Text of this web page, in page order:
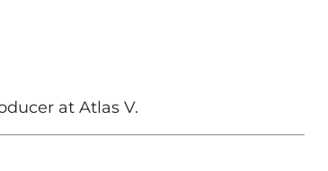
at Atlas V.